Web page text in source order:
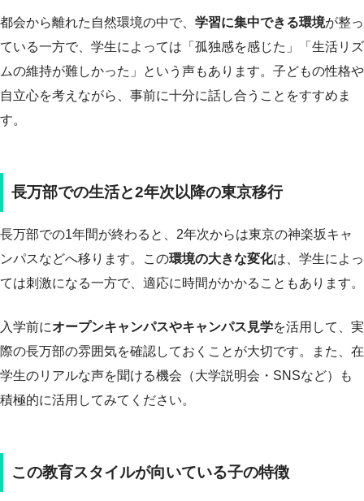
都会から離れた自然環境の中で、 学習に集中できる環境が整っ
ている一方で、学生によっては「孤独感を感じた」「生活リズ
ムの維持が難しかった」という声もあります。子どもの性格や
自立心を考えながら、事前に十分に話し合うことをすすめま
す。
長万部での生活と2年次以降の東京移行
長万部での1年間が終わると、2年次からは東京の神楽坂キャ
ンパスなどへ移ります。この環境の大きな変化は、学生によっ
ては刺激になる一方で、適応に時間がかかることもあります。
入学前にオープンキャンパスやキャンパス見学を活用して、実
際の長万部の雰囲気を確認しておくことが大切です。また、在
学生のリアルな声を聞ける機会（大学説明会・SNSなど）も
積極的に活用してみてください。
この教育スタイルが向いている子の特徴